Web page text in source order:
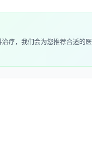
疗，我们会为您推荐合适的医